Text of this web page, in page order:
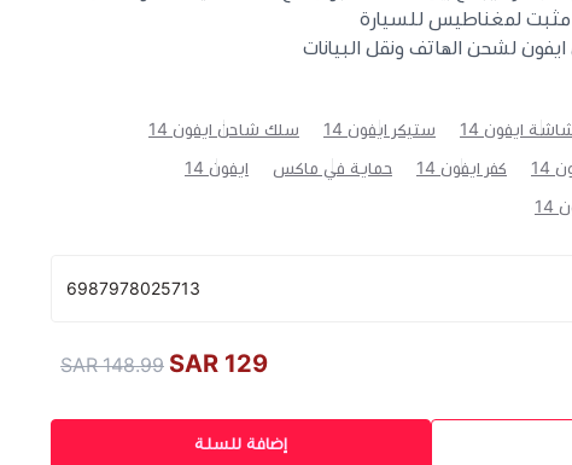
مثبت لمغناطيس للسيارة
لشحن الهاتف ونقل البيانات
ايفون 14 ستيكر ايفون 14 سلك شاحن ايفون 14
14 كفر ايفون 14 حماية في ماكس ايفون 14
6987978025713
129 SAR
148.99 SAR
إضافة للسلة